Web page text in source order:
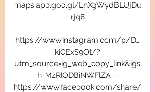
maps.app.goo.gl/LnXgWydBLUjDu
rjq8
https://www.instagram.com/p/DJ
kiCExS9Ot/?
utm_source=ig_web_copy_link&igs
h=MzRlODBiNWFlZA==
https://www.facebook.com/share/